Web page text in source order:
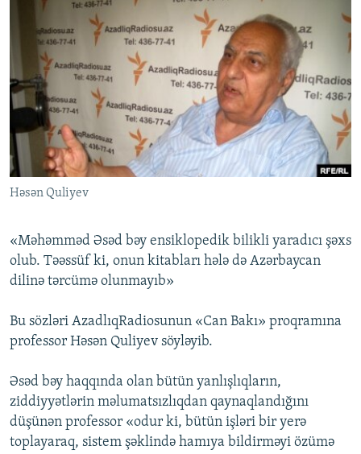
FOTOQALEREYA
İNFOQRAFIKA
KARIKATURA
RADIO ARXIV
OXU ZALI
AZƏRBAYCAN ƏDƏBIYYATI KITABXANASI
İSLAM VƏ DEMOKRATIYA
İZ - MƏDƏNIYYƏT PROQRAMI
HAQQIMIZDA
MISSIYAMIZ
PEŞƏ ETIKASI VƏ JURNALISTIKA STANDARTLARIMIZ
MATERIALLARIMIZDAN ISTIFADƏ
AZADLIQRADIOSU MOBIL TELEFONUNUZDA
BIZIMLƏ ƏLAQƏ
BIZI IZLƏ
RFE/RL-in bütün saytları
Həsən Quliyev
«Məhəmməd Əsəd bəy ensiklopedik bilikli yaradıcı şəxs
olub. Təəssüf ki, onun kitabları hələ də Azərbaycan
dilinə tərcümə olunmayıb»
Bu sözləri AzadlıqRadiosunun «Can Bakı» proqramına
professor Həsən Quliyev söyləyib.
Əsəd bəy haqqında olan bütün yanlışlıqların,
ziddiyyətlərin məlumatsızlıqdan qaynaqlandığını
düşünən professor «odur ki, bütün işləri bir yerə
toplayaraq, sistem şəklində hamıya bildirməyi özümə